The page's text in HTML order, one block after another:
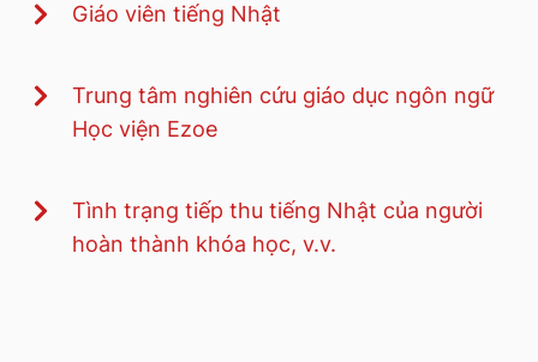
Giáo viên tiếng Nhật
Trung tâm nghiên cứu giáo dục ngôn ngữ
Học viện Ezoe
Tình trạng tiếp thu tiếng Nhật của người
hoàn thành khóa học, v.v.